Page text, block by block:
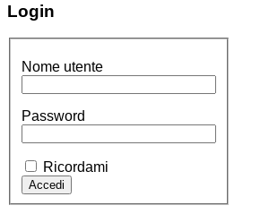
Login
Nome utente
Password
Ricordami